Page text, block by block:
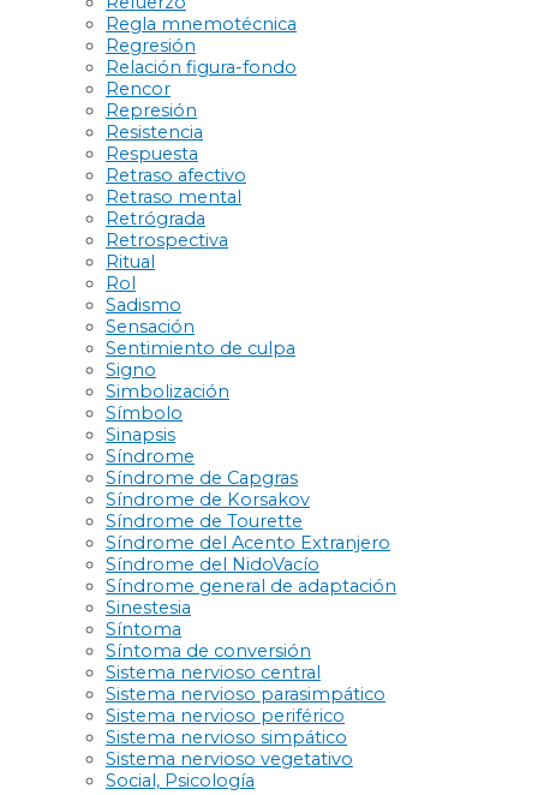
Regla mnemotécnica
Regresión
Relación figura-fondo
Rencor
Represión
Resistencia
Respuesta
Retraso afectivo
Retraso mental
Retrógrada
Retrospectiva
Ritual
Rol
Sadismo
Sensación
Sentimiento de culpa
Signo
Simbolización
Símbolo
Sinapsis
Síndrome
Síndrome de Capgras
Síndrome de Korsakov
Síndrome de Tourette
Síndrome del Acento Extranjero
Síndrome del NidoVacío
Síndrome general de adaptación
Sinestesia
Síntoma
Síntoma de conversión
Sistema nervioso central
Sistema nervioso parasimpático
Sistema nervioso periférico
Sistema nervioso simpático
Sistema nervioso vegetativo
Social, Psicología